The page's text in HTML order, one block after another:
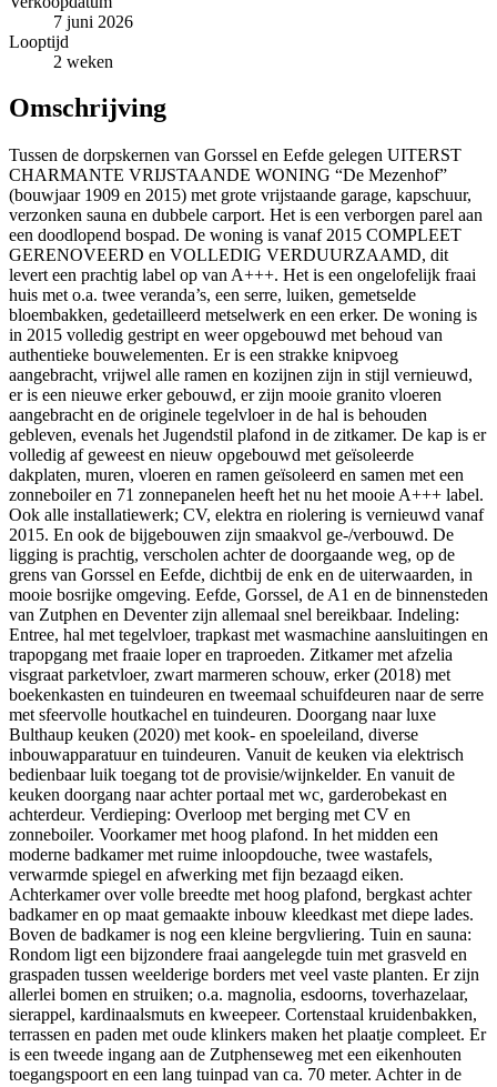
7 juni 2026
Looptijd
2 weken
Omschrijving
Tussen de dorpskernen van Gorssel en Eefde gelegen UITERST
CHARMANTE VRIJSTAANDE WONING “De Mezenhof”
(bouwjaar 1909 en 2015) met grote vrijstaande garage, kapschuur,
verzonken sauna en dubbele carport. Het is een verborgen parel aan
een doodlopend bospad. De woning is vanaf 2015 COMPLEET
GERENOVEERD en VOLLEDIG VERDUURZAAMD, dit
levert een prachtig label op van A+++. Het is een ongelofelijk fraai
huis met o.a. twee veranda’s, een serre, luiken, gemetselde
bloembakken, gedetailleerd metselwerk en een erker. De woning is
in 2015 volledig gestript en weer opgebouwd met behoud van
authentieke bouwelementen. Er is een strakke knipvoeg
aangebracht, vrijwel alle ramen en kozijnen zijn in stijl vernieuwd,
er is een nieuwe erker gebouwd, er zijn mooie granito vloeren
aangebracht en de originele tegelvloer in de hal is behouden
gebleven, evenals het Jugendstil plafond in de zitkamer. De kap is er
volledig af geweest en nieuw opgebouwd met geïsoleerde
dakplaten, muren, vloeren en ramen geïsoleerd en samen met een
zonneboiler en 71 zonnepanelen heeft het nu het mooie A+++ label.
Ook alle installatiewerk; CV, elektra en riolering is vernieuwd vanaf
2015. En ook de bijgebouwen zijn smaakvol ge-/verbouwd. De
ligging is prachtig, verscholen achter de doorgaande weg, op de
grens van Gorssel en Eefde, dichtbij de enk en de uiterwaarden, in
mooie bosrijke omgeving. Eefde, Gorssel, de A1 en de binnensteden
van Zutphen en Deventer zijn allemaal snel bereikbaar. Indeling:
Entree, hal met tegelvloer, trapkast met wasmachine aansluitingen en
trapopgang met fraaie loper en traproeden. Zitkamer met afzelia
visgraat parketvloer, zwart marmeren schouw, erker (2018) met
boekenkasten en tuindeuren en tweemaal schuifdeuren naar de serre
met sfeervolle houtkachel en tuindeuren. Doorgang naar luxe
Bulthaup keuken (2020) met kook- en spoeleiland, diverse
inbouwapparatuur en tuindeuren. Vanuit de keuken via elektrisch
bedienbaar luik toegang tot de provisie/wijnkelder. En vanuit de
keuken doorgang naar achter portaal met wc, garderobekast en
achterdeur. Verdieping: Overloop met berging met CV en
zonneboiler. Voorkamer met hoog plafond. In het midden een
moderne badkamer met ruime inloopdouche, twee wastafels,
verwarmde spiegel en afwerking met fijn bezaagd eiken.
Achterkamer over volle breedte met hoog plafond, bergkast achter
badkamer en op maat gemaakte inbouw kleedkast met diepe lades.
Boven de badkamer is nog een kleine bergvliering. Tuin en sauna:
Rondom ligt een bijzondere fraai aangelegde tuin met grasveld en
graspaden tussen weelderige borders met veel vaste planten. Er zijn
allerlei bomen en struiken; o.a. magnolia, esdoorns, toverhazelaar,
sierappel, kardinaalsmuts en kweepeer. Cortenstaal kruidenbakken,
terrassen en paden met oude klinkers maken het plaatje compleet. Er
is een tweede ingang aan de Zutphenseweg met een eikenhouten
toegangspoort en een lang tuinpad van ca. 70 meter. Achter in de